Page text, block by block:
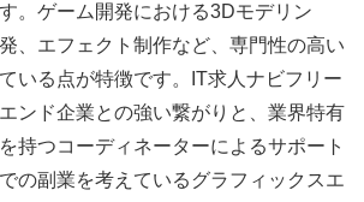
。ゲーム開発における3Dモデリン
、エフェクト制作など、専門性の高い
いる点が特徴です。IT求人ナビフリー
ンド企業との強い繋がりと、業界特有
持つコーディネーターによるサポート
の副業を考えているグラフィックスエ